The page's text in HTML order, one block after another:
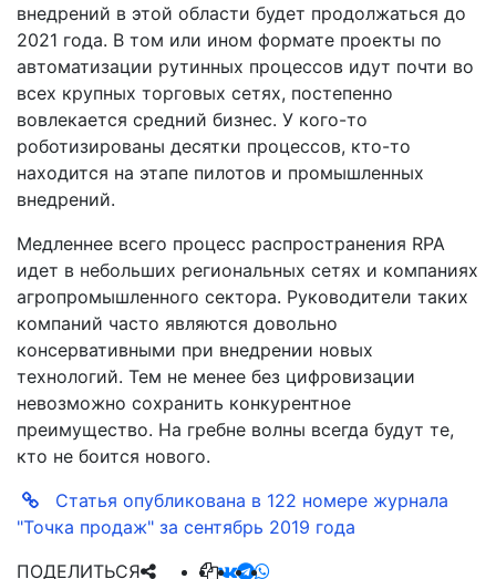
внедрений в этой области будет продолжаться до
2021 года. В том или ином формате проекты по
автоматизации рутинных процессов идут почти во
всех крупных торговых сетях, постепенно
вовлекается средний бизнес. У кого-­то
роботизированы десятки процессов, кто-­то
находится на этапе пилотов и промышленных
внедрений.
Медленнее всего процесс распространения RPA
идет в небольших региональных сетях и компаниях
агропромышленного сектора. Руководители таких
компаний часто являются довольно
консервативными при внедрении новых
технологий. Тем не менее без цифровизации
невозможно сохранить конкурентное
преимущество. На гребне волны всегда будут те,
кто не боится нового.
Статья опубликована в 122 номере журнала
"Точка продаж" за сентябрь 2019 года
ПОДЕЛИТЬСЯ